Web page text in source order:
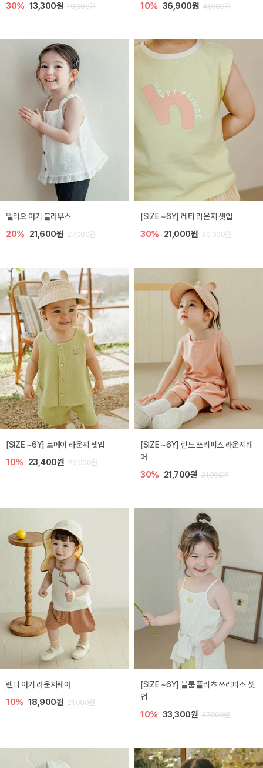
30% 13,300원 19,000원 10% 36,900원 41,000원
엘리오 아기 블라우스
20% 21,600원 27,000원
[SIZE ~6Y] 레티 라운지 셋업
30% 21,000원 30,000원
[SIZE ~6Y] 로메이 라운지 셋업
10% 23,400원 26,000원
[SIZE ~6Y] 린드 쓰리피스 라운지웨
어
30% 21,700원 31,000원
렌디 아기 라운지웨어
10% 18,900원 21,000원
[SIZE ~6Y] 블룸 플리츠 쓰리피스 셋
업
10% 33,300원 37,000원